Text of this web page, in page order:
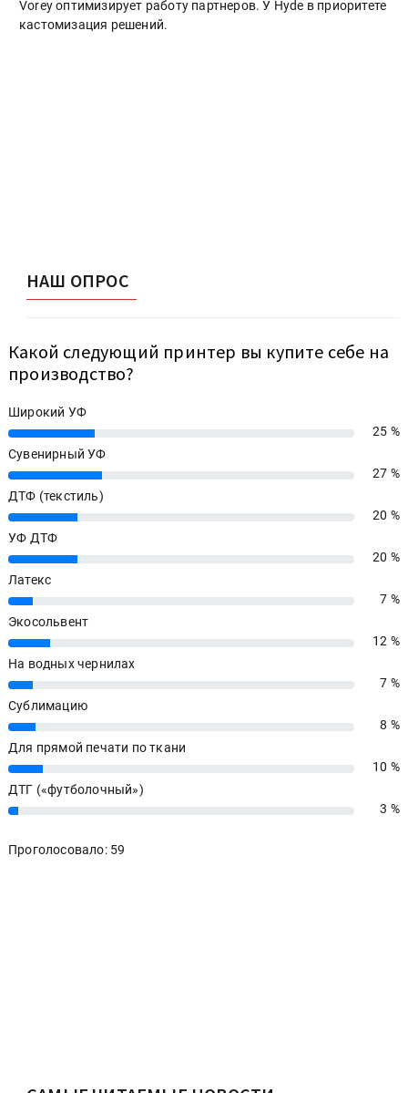
Vorey оптимизирует работу партнеров. У Hyde в приоритете
кастомизация решений.
НАШ ОПРОС
Какой следующий принтер вы купите себе на
производство?
Широкий УФ
25%
25 %
Сувенирный УФ
27%
27 %
ДТФ (текстиль)
20%
20 %
УФ ДТФ
20%
20 %
Латекс
7%
7 %
Экосольвент
12%
12 %
На водных чернилах
7%
7 %
Сублимацию
8%
8 %
Для прямой печати по ткани
10%
10 %
ДТГ («футболочный»)
3% 3 %
Проголосовало: 59